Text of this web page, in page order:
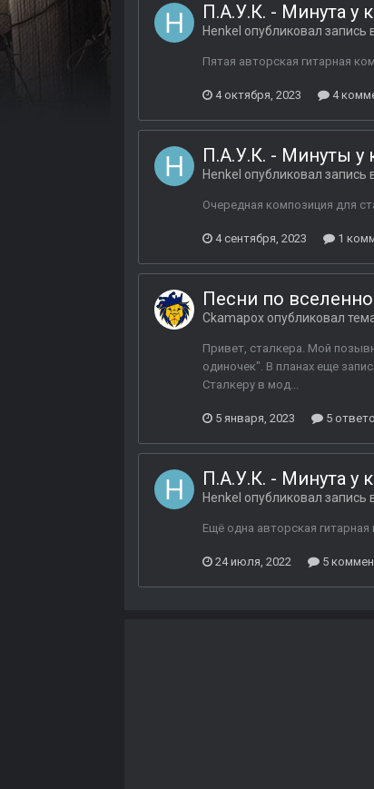
П.А.У.К. - Минута у
Henkel опубликовал запись
Пятая авторская гитарная
4 октября, 2023 4
П.А.У.К. - Минуты у
Henkel опубликовал запись
Очередная композиция для
4 сентября, 2023 1
Песни по
Ckamapox опубликовал
Привет, сталкера. Мой
одиночек". В планах еще
Сталкеру в мод...
5 января, 2023 5
П.А.У.К. - Минута у
Henkel опубликовал запись
Ещё одна авторская
24 июля, 2022 5